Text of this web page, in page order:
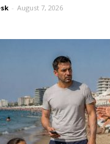
- August 7, 2026